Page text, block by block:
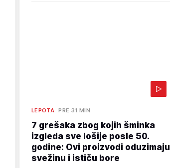
LEPOTA PRE 31 MIN
7 grešaka zbog kojih šminka
izgleda sve lošije posle 50.
godine: Ovi proizvodi oduzimaju
svežinu i ističu bore